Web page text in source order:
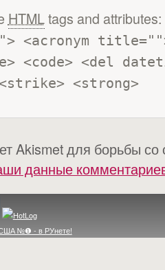
HTMLtags and attributes:
<acronym
<code> <del
<strong>
Akismet для борьбы
данные
№❶ - в РУнете!